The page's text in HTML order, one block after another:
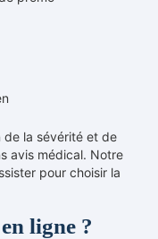
de la sévérité et de
avis médical. Notre
pour choisir la
ligne ?